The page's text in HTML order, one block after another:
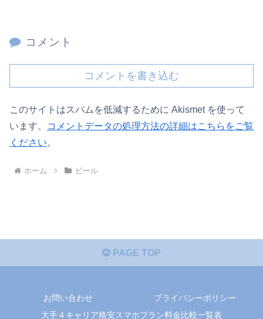
コメント
コメントを書き込む
このサイトはスパムを低減するために Akismet を使って
います。
コメントデータの処理方法の詳細はこちらをご覧
ください。
ホーム ビール
PAGE TOP
お問い合わせ
プライバシーポリシー
大手４キャリア格安スマホプラン料金比較一覧表